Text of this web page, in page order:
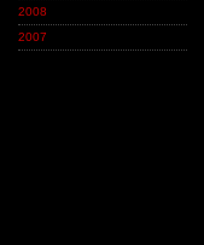
2008
2007